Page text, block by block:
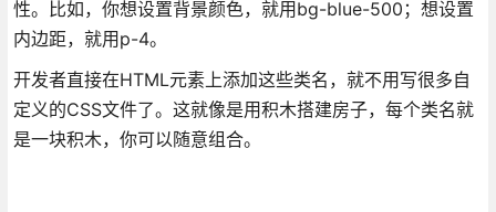
性。比如，你想设置背景颜色，就用bg-blue-500；想设置
内边距，就用p-4。
开发者直接在HTML元素上添加这些类名，就不用写很多自
定义的CSS文件了。这就像是用积木搭建房子，每个类名就
是一块积木，你可以随意组合。